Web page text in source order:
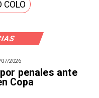
2026
penales ante
Copa
COLO